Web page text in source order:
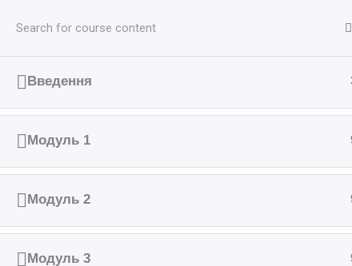
вмісту
Введення
Модуль 1
Модуль 2
Модуль 3